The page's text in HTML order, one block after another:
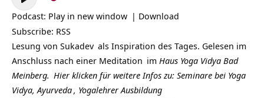
Player
Podcast: Play in new window | Download
Subscribe: RSS
Lesung von Sukadev als Inspiration des Tages. Gelesen im
Anschluss nach einer Meditation im Haus Yoga Vidya Bad
Meinberg. Hier klicken für weitere Infos zu: Seminare bei Yoga
Vidya,Ayurveda, Yogalehrer Ausbildung